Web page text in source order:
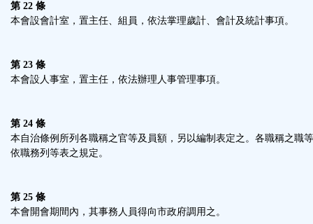
第 22 條
本會設會計室，置主任、組員，依法掌理歲計、會計及統計事項。
第 23 條
本會設人事室，置主任，依法辦理人事管理事項。
第 24 條
本自治條例所列各職稱之官等及員額，另以編制表定之。各職稱之職
依職務列等表之規定。
第 25 條
本會開會期間內，其事務人員得向市政府調用之。